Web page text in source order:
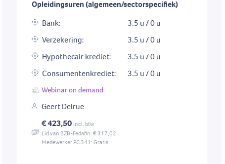
Opleidingsuren (algemeen/sectorspecifiek)
Bank:
3.5 u / 0 u
Verzekering:
3.5 u / 0 u
Hypothecair krediet:
3.5 u / 0 u
Consumentenkrediet:
3.5 u / 0 u
Webinar on demand
Geert Delrue
€ 423,50 incl. btw
Lid van BZB-Fedafin: € 317,02
Medewerker PC 341: Gratis